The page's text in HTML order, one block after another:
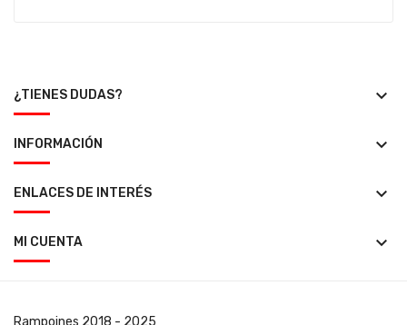
¿TIENES DUDAS? keyboard_arrow_down
INFORMACIÓN keyboard_arrow_down
ENLACES DE INTERÉS keyboard_arrow_down
MI CUENTA keyboard_arrow_down
Rampoines 2018 - 2025